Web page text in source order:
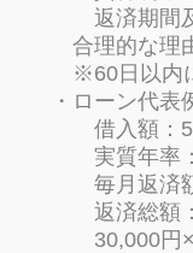
返済期間
合理的な理
※60日以内
ローン代表
借入額：
実質年率
毎月返済
返済総額
30,000円